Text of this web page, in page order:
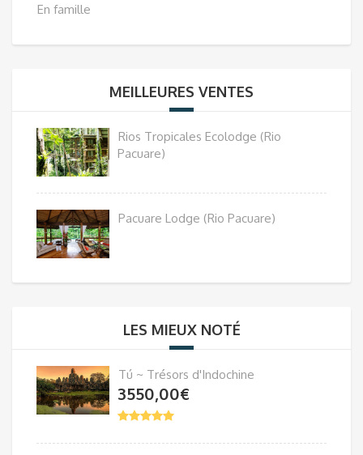
En famille
MEILLEURES VENTES
Rios Tropicales Ecolodge (Rio
Pacuare)
Pacuare Lodge (Rio Pacuare)
LES MIEUX NOTÉ
Tú ~ Trésors d'Indochine
3550,00€